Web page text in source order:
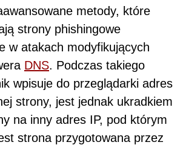
metody, które
strony phishingowe
w atakach modyfikujących
DNS. Podczas takiego
wpisuje do przeglądarki adres
strony, jest jednak ukradkiem
na inny adres IP, pod którym
strona przygotowana przez